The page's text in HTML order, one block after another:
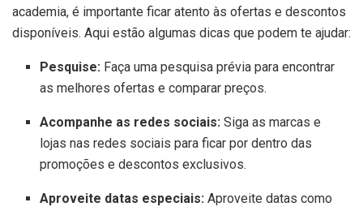
academia, é importante ficar atento às ofertas e descontos
disponíveis. Aqui estão algumas dicas que podem te ajudar:
Pesquise: Faça uma pesquisa prévia para encontrar
as melhores ofertas e comparar preços.
Acompanhe as redes sociais: Siga as marcas e
lojas nas redes sociais para ficar por dentro das
promoções e descontos exclusivos.
Aproveite datas especiais: Aproveite datas como